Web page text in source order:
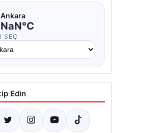
Ankara
NaN°C
SEÇ
Edin